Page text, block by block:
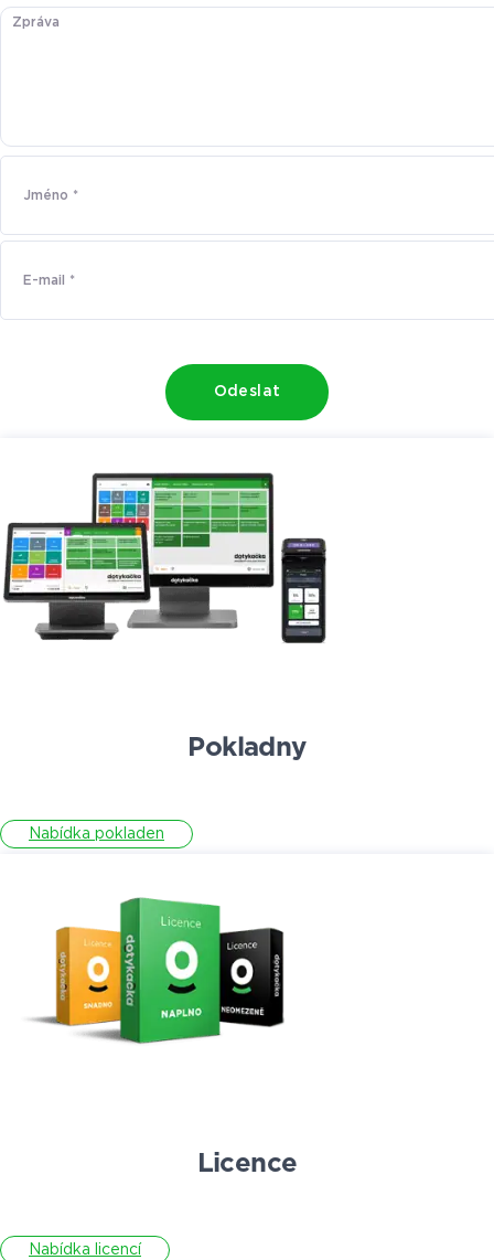
Odeslat
Pokladny
Nabídka pokladen
Licence
Nabídka licencí